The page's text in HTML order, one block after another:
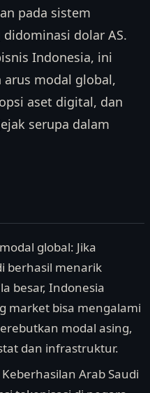
pada sistem
dolar AS.
Indonesia, ini
modal global,
aset digital, dan
serupa dalam
global: Jika
berhasil menarik
besar, Indonesia
market bisa mengalami
modal asing,
dan infrastruktur.
Arab Saudi